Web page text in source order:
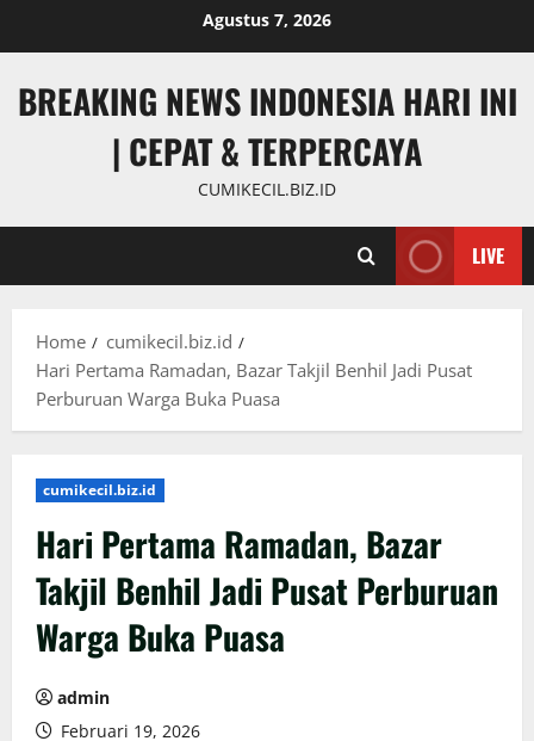
Agustus 7, 2026
BREAKING NEWS INDONESIA HARI INI
| CEPAT & TERPERCAYA
CUMIKECIL.BIZ.ID
LIVE
Home
cumikecil.biz.id
Hari Pertama Ramadan, Bazar Takjil Benhil Jadi Pusat
Perburuan Warga Buka Puasa
cumikecil.biz.id
Hari Pertama Ramadan, Bazar
Takjil Benhil Jadi Pusat Perburuan
Warga Buka Puasa
admin
Februari 19, 2026